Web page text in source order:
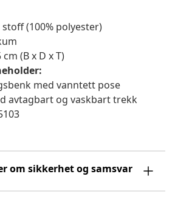
(100% polyester)
(B x D x T)
med vanntett pose
avtagbart og vaskbart trekk
om sikkerhet og samsvar